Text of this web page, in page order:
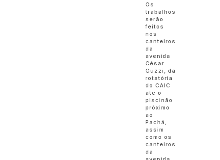
Os
trabalhos
serão
feitos
nos
canteiros
da
avenida
César
Guzzi, da
rotatória
do CAIC
até o
piscinão
próximo
ao
Pachá,
assim
como os
canteiros
da